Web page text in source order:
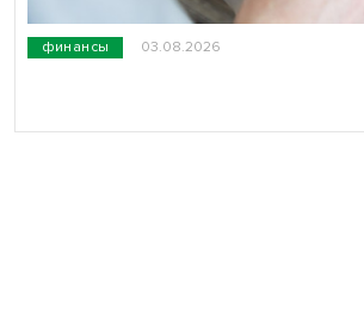
финансы 03.08.2026